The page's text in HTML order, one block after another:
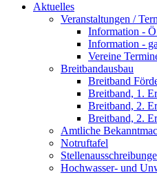
Aktuelles
Veranstaltungen /
Information -
Information -
Vereine
Breitbandausbau
Breitband
Breitband, 1.
Breitband, 2.
Breitband, 2.
Amtliche
Notruftafel
Hochwasser- und